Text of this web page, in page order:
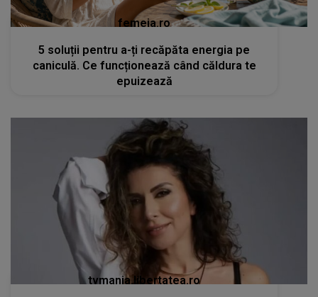
femeia.ro
5 soluții pentru a-ți recăpăta energia pe
caniculă. Ce funcționează când căldura te
epuizează
tvmania.libertatea.ro